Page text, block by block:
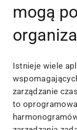
mogą
Istnieje wiele
zarządzanie
to